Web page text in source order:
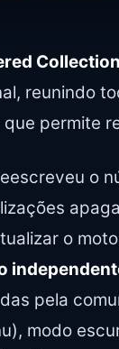
Collection
reunindo
permite
o
o
pela
modo